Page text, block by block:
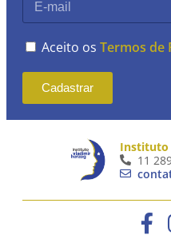
Aceito os Termos de
Cadastrar
Instituto
11